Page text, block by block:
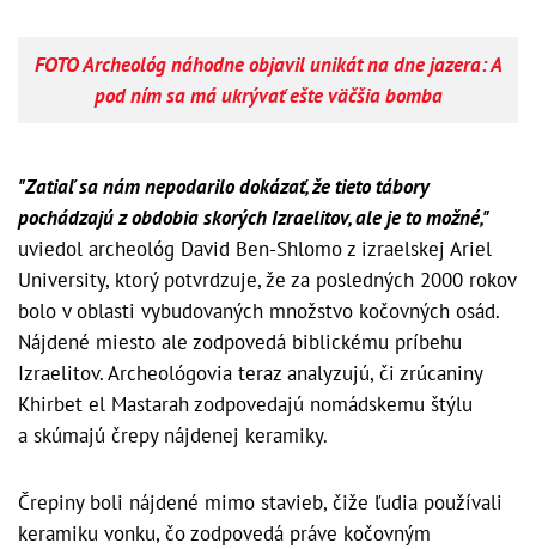
FOTO Archeológ náhodne objavil unikát na dne jazera: A
pod ním sa má ukrývať ešte väčšia bomba
"Zatiaľ sa nám nepodarilo dokázať, že tieto tábory
pochádzajú z obdobia skorých Izraelitov, ale je to možné,"
uviedol archeológ David Ben-Shlomo z izraelskej Ariel
University, ktorý potvrdzuje, že za posledných 2000 rokov
bolo v oblasti vybudovaných množstvo kočovných osád.
Nájdené miesto ale zodpovedá biblickému príbehu
Izraelitov. Archeológovia teraz analyzujú, či zrúcaniny
Khirbet el Mastarah zodpovedajú nomádskemu štýlu
a skúmajú črepy nájdenej keramiky.
Črepiny boli nájdené mimo stavieb, čiže ľudia používali
keramiku vonku, čo zodpovedá práve kočovným